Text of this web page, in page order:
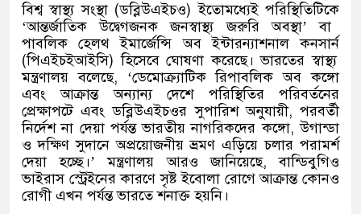
বিশ্ব স্বাস্থ্য সংস্থা(ডব্লিউএইচও)ইতোমধ্যেই পরিস্থিতিটিকে
‘আন্তর্জাতিক উদ্বেগজনক জনস্বাস্থ্য জরুরি অবস্থা’বা
পাবলিক হেলথ ইমার্জেন্সি অব ইন্টারন্যাশনাল কনসার্ন
(পিএইচইআইসি)হিসেবে ঘোষণা করেছে। ভারতের স্বাস্থ্য
মন্ত্রণালয় বলেছে, ‘ডেমোক্র্যাটিক রিপাবলিক অব কঙ্গো
এবং আক্রান্ত অন্যান্য দেশে পরিস্থিতির পরিবর্তনের
প্রেক্ষাপটে এবং ডব্লিউএইচওর সুপারিশ অনুযায়ী,পরবর্তী
নির্দেশ না দেয়া পর্যন্ত ভারতীয় নাগরিকদের কঙ্গো,উগান্ডা
ও দক্ষিণ সুদানে অপ্রয়োজনীয় ভ্রমণ এড়িয়ে চলার পরামর্শ
দেয়া হচ্ছে।’মন্ত্রণালয় আরও জানিয়েছে,বান্ডিবুগিও
ভাইরাস স্ট্রেইনের কারণে সৃষ্ট ইবোলা রোগে আক্রান্ত কোনও
রোগী এখন পর্যন্ত ভারতে শনাক্ত হয়নি।